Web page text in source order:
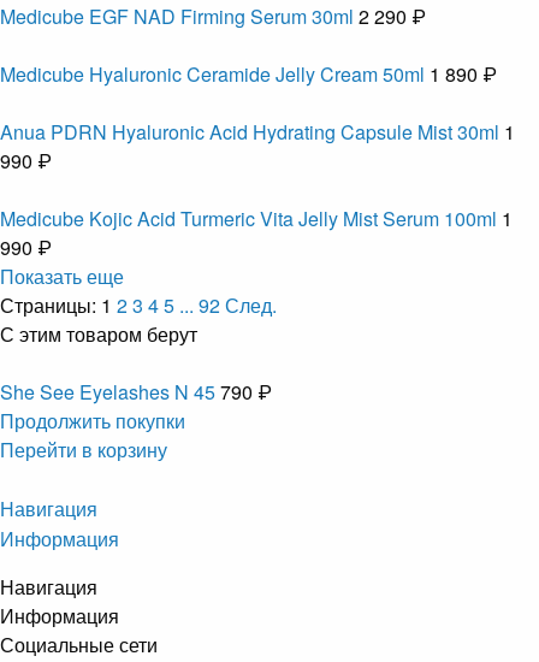
Medicube EGF NAD Firming Serum 30ml 2 290 ₽
Medicube Hyaluronic Ceramide Jelly Cream 50ml 1 890 ₽
Anua PDRN Hyaluronic Acid Hydrating Capsule Mist 30ml 1
990 ₽
Medicube Kojic Acid Turmeric Vita Jelly Mist Serum 100ml 1
990 ₽
Показать еще
Страницы: 1 23 45 ... 92След.
С этим товаром берут
She See Eyelashes N 45790 ₽
Продолжить покупки
Перейти в корзину
Навигация
Информация
Навигация
Информация
Социальные сети